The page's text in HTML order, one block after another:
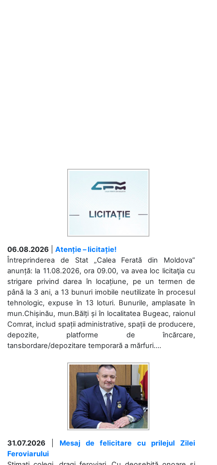
06.08.2026
Atenție – licitație!
Întreprinderea de Stat „Calea Ferată din Moldova”
anunță: la 11.08.2026, ora 09.00, va avea loc licitaţia cu
strigare privind darea în locațiune, pe un termen de
până la 3 ani, a 13 bunuri imobile neutilizate în procesul
tehnologic, expuse în 13 loturi. Bunurile, amplasate în
mun.Chișinău, mun.Bălți și în localitatea Bugeac, raionul
Comrat, includ spații administrative, spații de producere,
depozite, platforme de încărcare,
tansbordare/depozitare temporară a mărfuri....
31.07.2026
Mesaj de felicitare cu prilejul Zilei
Feroviarului